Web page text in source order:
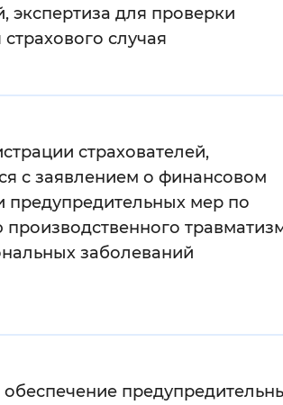
Цвет сайта
Инверсивный
Включены Выключены
Остановить
экспертиза для проверки
случая
страхователей,
с заявлением о финансовом
предупредительных мер по
заболеваний